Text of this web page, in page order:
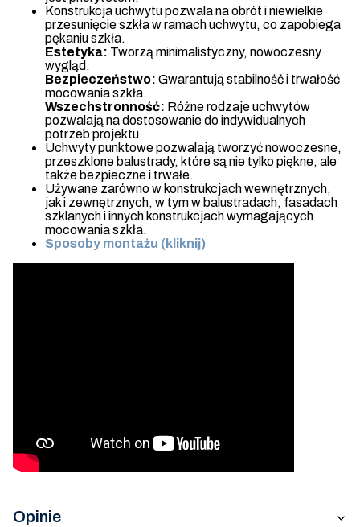
Konstrukcja uchwytu pozwala na obrót i niewielkie
przesunięcie szkła w ramach uchwytu, co zapobiega
pękaniu szkła.
Estetyka: Tworzą minimalistyczny, nowoczesny
wygląd.
Bezpieczeństwo: Gwarantują stabilność i trwałość
mocowania szkła.
Wszechstronność: Różne rodzaje uchwytów
pozwalają na dostosowanie do indywidualnych
potrzeb projektu.
Uchwyty punktowe pozwalają tworzyć nowoczesne,
przeszklone balustrady, które są nie tylko piękne, ale
także bezpieczne i trwałe.
Używane zarówno w konstrukcjach wewnętrznych,
jak i zewnętrznych, w tym w balustradach, fasadach
szklanych i innych konstrukcjach wymagających
mocowania szkła.
Sposoby montażu (kliknij)
Opinie